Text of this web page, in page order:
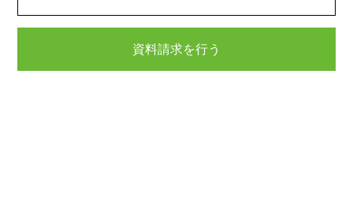
資料請求を行う